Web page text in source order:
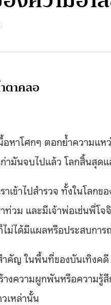
ตาคลอ
หาโศกๆ ตอกย้ำความแห
ามันจบไปแล้ว โลกสิ้นสุด
เข้าไปสำรวจ ทั้งในโลก
ท่วม และมีเจ้าพ่อเช่นพี่โ
ม่ได้มีแผลหรือประสบการ
คัญ ในพื้นที่ของบันเทิงค
างความผูกพันหรือความรู้
เหล่านั้น